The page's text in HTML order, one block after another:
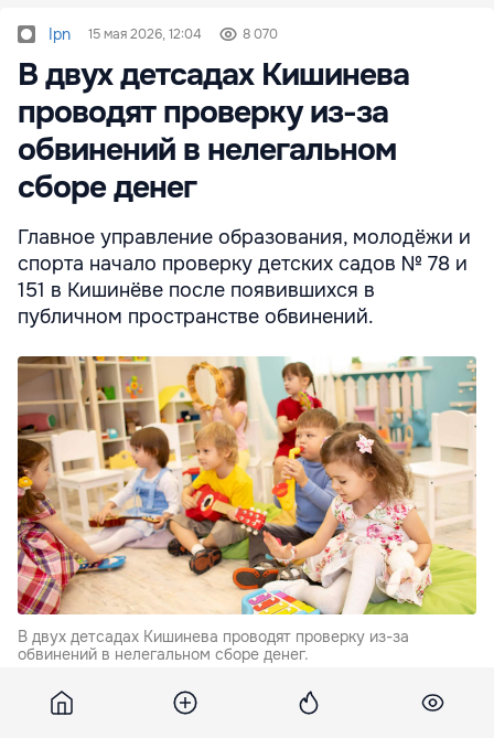
Ipn 15 мая 2026, 12:04 8 070
В двух детсадах Кишинева
проводят проверку из-за
обвинений в нелегальном
сборе денег
Главное управление образования, молодёжи и
спорта начало проверку детских садов № 78 и
151 в Кишинёве после появившихся в
публичном пространстве обвинений.
В двух детсадах Кишинева проводят проверку из-за
обвинений в нелегальном сборе денег.
Расследование проводится в связи с сообщениями